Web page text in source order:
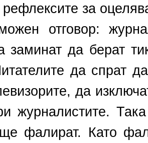
за
отговор:
заминат да берат
да спрат
да
журналистите. Така
фалират. Като